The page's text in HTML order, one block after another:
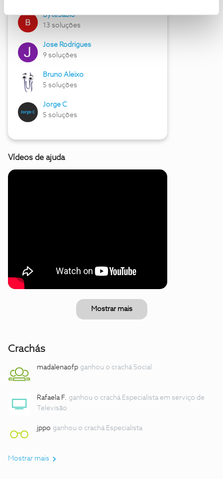
ByteSábio
13 soluções
Jose Rodrigues
9 soluções
Bruno Aleixo
5 soluções
Jorge C
5 soluções
Vídeos de ajuda
Mostrar mais
Crachás
madalenaofp ganhou o crachá Social
Rafaela F. ganhou o crachá Especialista em serviço de
Televisão
jppo ganhou o crachá Especialista
Mostrar mais